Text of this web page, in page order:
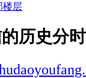
楼层
历史分